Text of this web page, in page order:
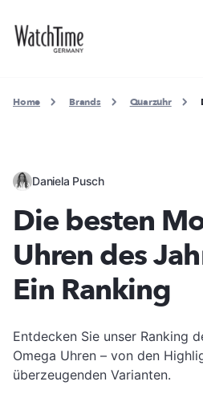
Home Brands Quarzuhr
Daniela Pusch
Die besten
Uhren des
Ein Ranking
Entdecken Sie unser Ranking
Omega Uhren – von den
überzeugenden Varianten.